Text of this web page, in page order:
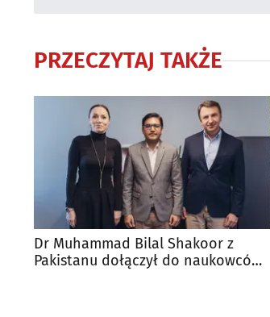
PRZECZYTAJ TAKŻE
Dr Muhammad Bilal Shakoor z
Pakistanu dołączył do naukowców